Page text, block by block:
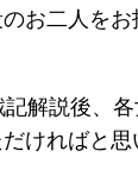
お二人を
解説後、
ければと思